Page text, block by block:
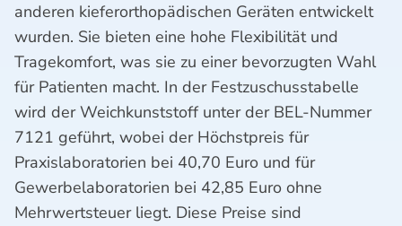
anderen kieferorthopädischen Geräten entwickelt
wurden. Sie bieten eine hohe Flexibilität und
Tragekomfort, was sie zu einer bevorzugten Wahl
für Patienten macht. In der Festzuschusstabelle
wird der Weichkunststoff unter der BEL-Nummer
7121 geführt, wobei der Höchstpreis für
Praxislaboratorien bei 40,70 Euro und für
Gewerbelaboratorien bei 42,85 Euro ohne
Mehrwertsteuer liegt. Diese Preise sind